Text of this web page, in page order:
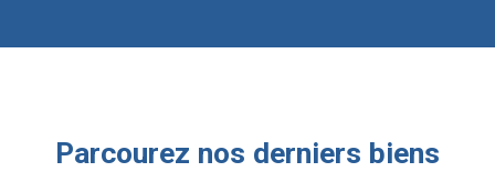
Parcourez nos derniers biens